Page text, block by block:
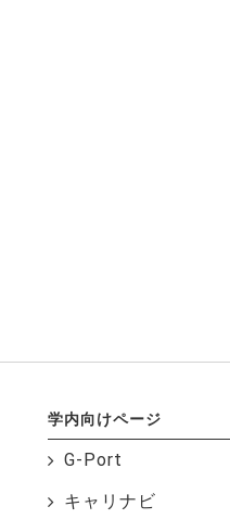
学内向けページ
G-Port
キャリナビ